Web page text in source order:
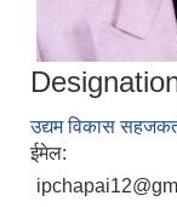
उद्यम विकास
ईमेल: